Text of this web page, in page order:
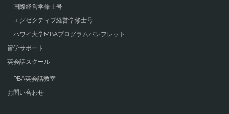
国際経営学修士号
エグゼクティブ経営学修士号
ハワイ大学MBAプログラムパンフレット
留学サポート
英会話スクール
PBA英会話教室
お問い合わせ